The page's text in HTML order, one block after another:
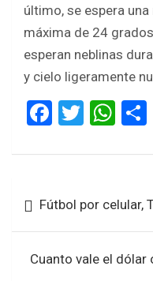
último, se espera
máxima de 24
esperan neblinas
y cielo ligeramente
F
ce
o
o
k
T
tt
W
at
A
p
p
de
entradas
Fútbol por celular,
Cuanto vale el dólar